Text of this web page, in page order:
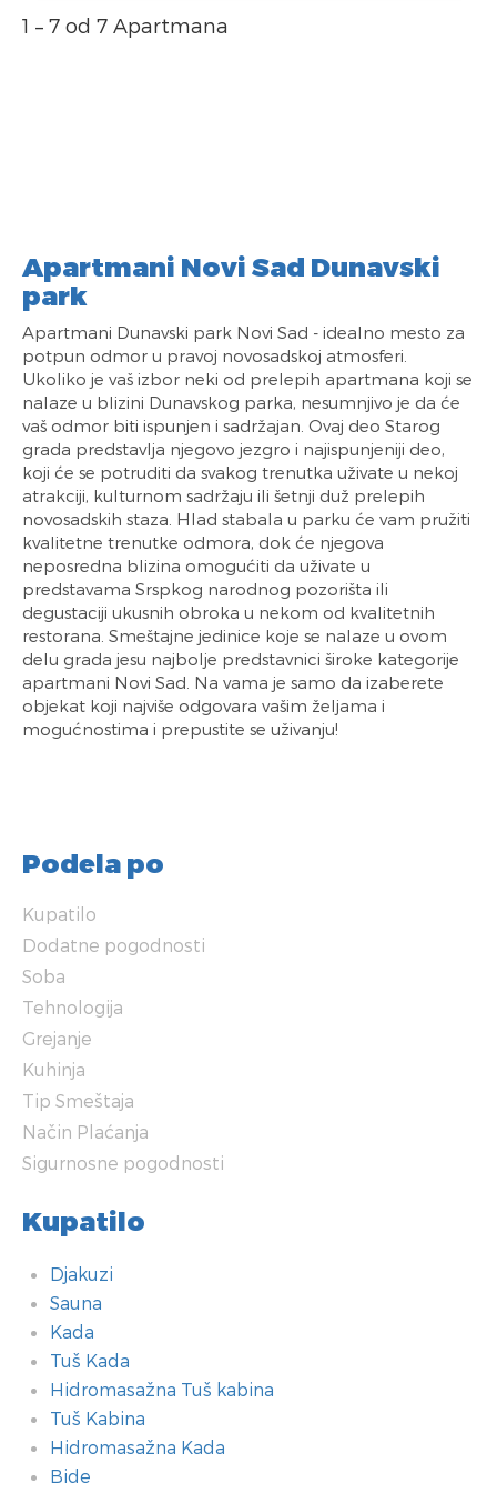
1 – 7 od 7 Apartmana
Apartmani Novi Sad Dunavski
park
Apartmani Dunavski park Novi Sad - idealno mesto za
potpun odmor u pravoj novosadskoj atmosferi.
Ukoliko je vaš izbor neki od prelepih apartmana koji se
nalaze u blizini Dunavskog parka, nesumnjivo je da će
vaš odmor biti ispunjen i sadržajan. Ovaj deo Starog
grada predstavlja njegovo jezgro i najispunjeniji deo,
koji će se potruditi da svakog trenutka uživate u nekoj
atrakciji, kulturnom sadržaju ili šetnji duž prelepih
novosadskih staza. Hlad stabala u parku će vam pružiti
kvalitetne trenutke odmora, dok će njegova
neposredna blizina omogućiti da uživate u
predstavama Srspkog narodnog pozorišta ili
degustaciji ukusnih obroka u nekom od kvalitetnih
restorana. Smeštajne jedinice koje se nalaze u ovom
delu grada jesu najbolje predstavnici široke kategorije
apartmani Novi Sad. Na vama je samo da izaberete
objekat koji najviše odgovara vašim željama i
mogućnostima i prepustite se uživanju!
Podela po
Kupatilo
Dodatne pogodnosti
Soba
Tehnologija
Grejanje
Kuhinja
Tip Smeštaja
Način Plaćanja
Sigurnosne pogodnosti
Kupatilo
Djakuzi
Sauna
Kada
Tuš Kada
Hidromasažna Tuš kabina
Tuš Kabina
Hidromasažna Kada
Bide